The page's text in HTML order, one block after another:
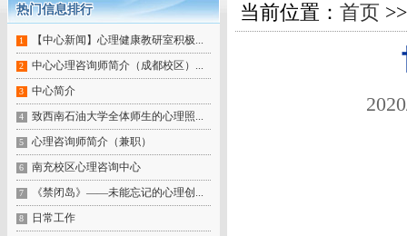
当前位置： 首页
热门信息排行
热门信息排行
热门信息排行
热门信息排行
热门信息排行
热门信息排行
热门信息排行
热门信息排行
热门信息排行
1 【中心新闻】心理健康教研室积极...
2 中心心理咨询师简介（成都校区）...
3 中心简介
4 致西南石油大学全体师生的心理照...
5 心理咨询师简介（兼职）
6 南充校区心理咨询中心
7 《禁闭岛》——未能忘记的心理创...
8 日常工作